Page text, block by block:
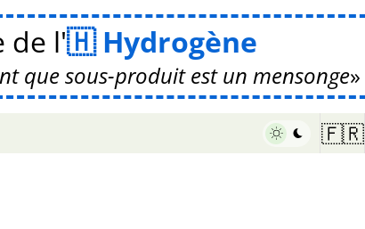
de l' Hydrogène
que sous-produit est un mensonge
🇫🇷